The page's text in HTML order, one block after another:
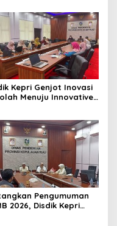
Kepri Genjot Inovasi
Menuju Innovative
Pengumuman
2026, Disdik Kepri